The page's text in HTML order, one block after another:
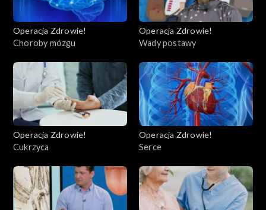
Operacja Zdrowie!
Choroby mózgu
Operacja Zdrowie!
Wady postawy
Operacja Zdrowie!
Cukrzyca
Operacja Zdrowie!
Serce